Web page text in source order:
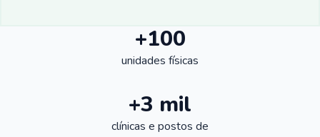
+100
unidades físicas
+3 mil
clínicas e postos de